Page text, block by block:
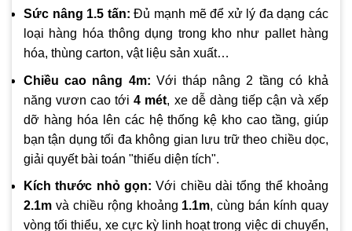
Sức nâng 1.5 tấn: Đủ mạnh mẽ để xử lý đa dạng các
loại hàng hóa thông dụng trong kho như pallet hàng
hóa, thùng carton, vật liệu sản xuất…
Chiều cao nâng 4m: Với tháp nâng 2 tầng có khả
năng vươn cao tới4 mét, xe dễ dàng tiếp cận và xếp
dỡ hàng hóa lên các hệ thống kệ kho cao tầng, giúp
bạn tận dụng tối đa không gian lưu trữ theo chiều dọc,
giải quyết bài toán "thiếu diện tích".
Kích thước nhỏ gọn: Với chiều dài tổng thể khoảng
2.1m và chiều rộng khoảng 1.1m, cùng bán kính quay
vòng tối thiểu, xe cực kỳ linh hoạt trong việc di chuyển,